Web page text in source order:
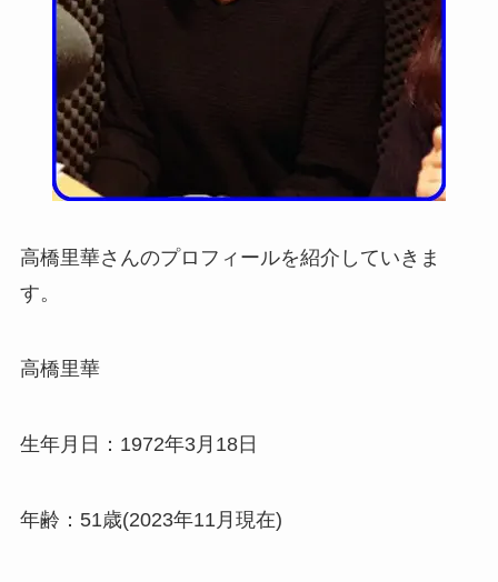
高橋里華さんのプロフィールを紹介していきま
す。
高橋里華
生年月日：1972年3月18日
年齢：51歳(2023年11月現在)